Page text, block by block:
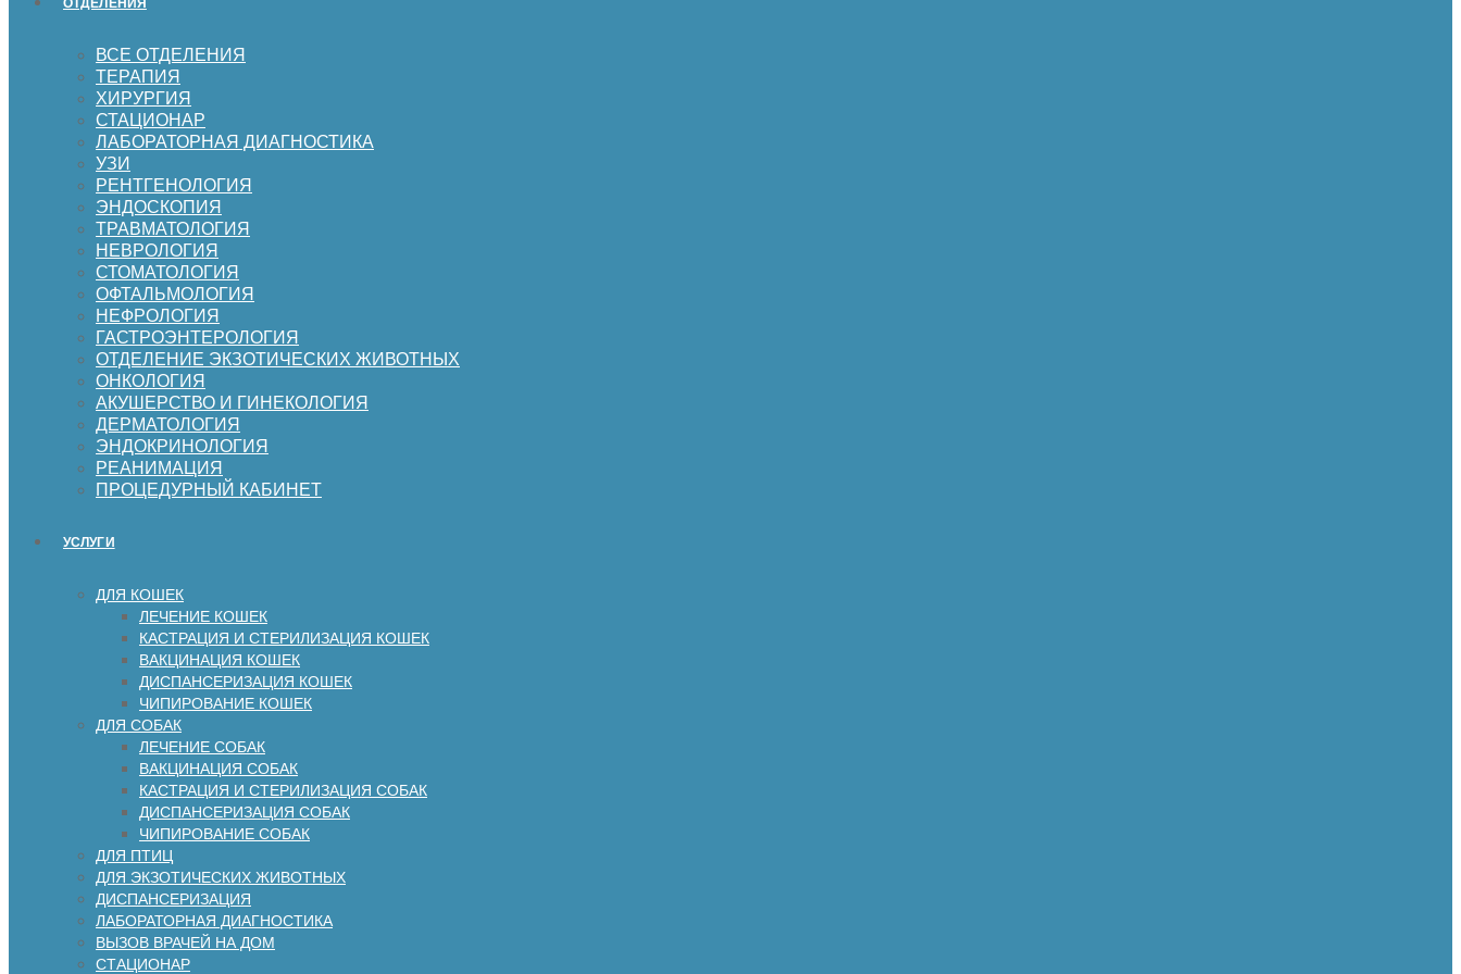
ВСЕ ОТДЕЛЕНИЯ
ТЕРАПИЯ
ХИРУРГИЯ
СТАЦИОНАР
ЛАБОРАТОРНАЯ ДИАГНОСТИКА
УЗИ
РЕНТГЕНОЛОГИЯ
ЭНДОСКОПИЯ
ТРАВМАТОЛОГИЯ
НЕВРОЛОГИЯ
СТОМАТОЛОГИЯ
ОФТАЛЬМОЛОГИЯ
НЕФРОЛОГИЯ
ГАСТРОЭНТЕРОЛОГИЯ
ОТДЕЛЕНИЕ ЭКЗОТИЧЕСКИХ ЖИВОТНЫХ
ОНКОЛОГИЯ
АКУШЕРСТВО И ГИНЕКОЛОГИЯ
ДЕРМАТОЛОГИЯ
ЭНДОКРИНОЛОГИЯ
РЕАНИМАЦИЯ
ПРОЦЕДУРНЫЙ КАБИНЕТ
УСЛУГИ
ДЛЯ КОШЕК
ЛЕЧЕНИЕ КОШЕК
КАСТРАЦИЯ И СТЕРИЛИЗАЦИЯ КОШЕК
ВАКЦИНАЦИЯ КОШЕК
ДИСПАНСЕРИЗАЦИЯ КОШЕК
ЧИПИРОВАНИЕ КОШЕК
ДЛЯ СОБАК
ЛЕЧЕНИЕ СОБАК
ВАКЦИНАЦИЯ СОБАК
КАСТРАЦИЯ И СТЕРИЛИЗАЦИЯ СОБАК
ДИСПАНСЕРИЗАЦИЯ СОБАК
ЧИПИРОВАНИЕ СОБАК
ДЛЯ ПТИЦ
ДЛЯ ЭКЗОТИЧЕСКИХ ЖИВОТНЫХ
ДИСПАНСЕРИЗАЦИЯ
ЛАБОРАТОРНАЯ ДИАГНОСТИКА
ВЫЗОВ ВРАЧЕЙ НА ДОМ
СТАЦИОНАР